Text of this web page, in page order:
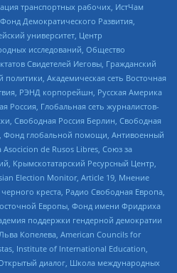
транспортных рабочих, ИстЧам
Демократического Развития,
университет, Центр
исследований, Общество
Свидетелей Иеговы, Гражданский
Академическая сеть Восточная
РЭНД корпорейшн, Русская Америка
Россия, Глобальная сеть журналистов-
Свободная Россия Берлин, Свободная
Фонд глобальной помощи, Антивоенный
Asocicion de Rusos Libres, Союз за
Крымскотатарский Ресурсный Центр,
Election Monitor, Article 19, Мнение
креста, Радио Свободная Европа,
Европы, Фонд имени Фридриха
поддержки гендерной демократии
Копелева, American Councils for
Institute of International Education,
диалог, Школа международных